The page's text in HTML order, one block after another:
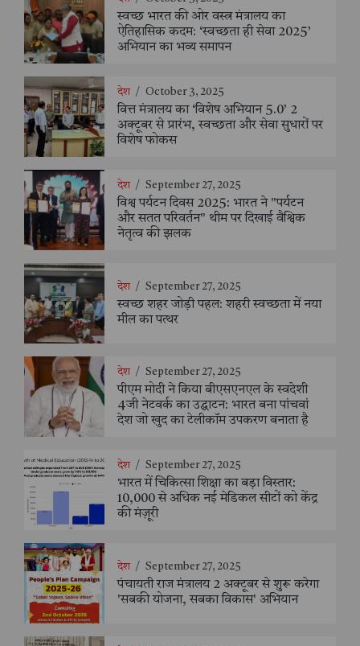
स्वच्छ भारत की ओर वस्त्र मंत्रालय का
ऐतिहासिक कदम: ‘स्वच्छता ही सेवा 2025’
अभियान का भव्य समापन
देश / October 3, 2025
वित्त मंत्रालय का ‘विशेष अभियान 5.0’ 2
अक्टूबर से प्रारंभ, स्वच्छता और सेवा सुधारों पर
विशेष फोकस
देश / September 27, 2025
विश्व पर्यटन दिवस 2025: भारत ने "पर्यटन
और सतत परिवर्तन" थीम पर दिखाई वैश्विक
नेतृत्व की झलक
देश / September 27, 2025
स्वच्छ शहर जोड़ी पहल: शहरी स्वच्छता में नया
मील का पत्थर
देश / September 27, 2025
पीएम मोदी ने किया बीएसएनएल के स्वदेशी
4जी नेटवर्क का उद्घाटन: भारत बना पांचवां
देश जो खुद का टेलीकॉम उपकरण बनाता है
देश / September 27, 2025
भारत में चिकित्सा शिक्षा का बड़ा विस्तार:
10,000 से अधिक नई मेडिकल सीटों को केंद्र
की मंज़ूरी
देश / September 27, 2025
पंचायती राज मंत्रालय 2 अक्टूबर से शुरू करेगा
'सबकी योजना, सबका विकास' अभियान